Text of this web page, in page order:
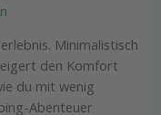
Minimalistisch
den Komfort
du mit wenig
Abenteuer